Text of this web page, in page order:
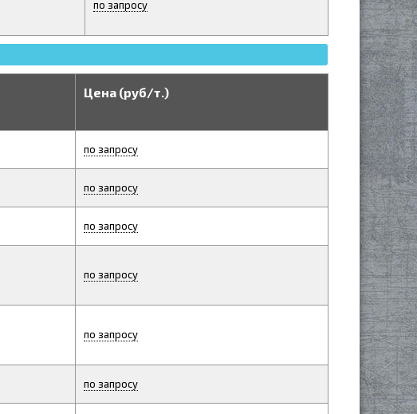
по запросу
Цена (руб/т.)
по запросу
по запросу
по запросу
по запросу
по запросу
по запросу